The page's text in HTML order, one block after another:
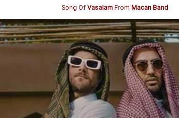
Song OfVasalamFromMacan Band